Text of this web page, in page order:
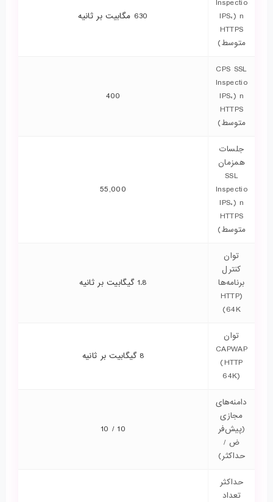
Inspectio
n (IPS،
HTTPS
متوسط)
630 مگابیت بر ثانیه
CPS SSL
Inspectio
n (IPS،
HTTPS
متوسط)
400
جلسات
همزمان
SSL
Inspectio
n (IPS،
HTTPS
متوسط)
55,000
توان
کنترل
برنامه‌ها
(HTTP
64K)
1.8 گیگابیت بر ثانیه
توان
CAPWAP
(HTTP
64K)
8 گیگابیت بر ثانیه
دامنه‌های
مجازی
(پیش‌فر
ض /
حداکثر)
10 / 10
حداکثر
تعداد